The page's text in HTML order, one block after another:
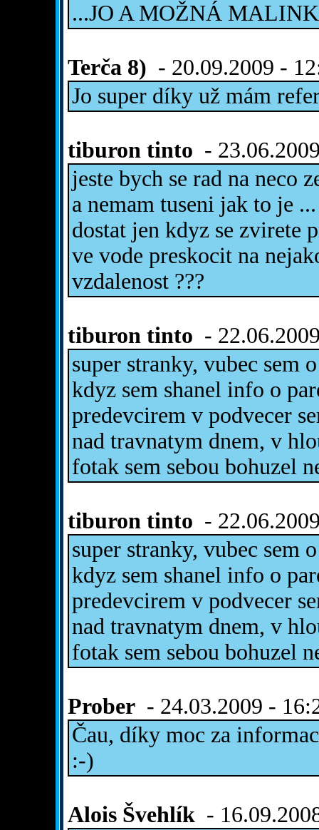
...JO A MOŽNÁ
Terča 8) - 20.09.2009 -
Jo super díky už mám
tiburon tinto -
jeste bych se rad na neco
a nemam tuseni jak to je
dostat jen kdyz se zvirete
ve vode preskocit na
vzdalenost ???
tiburon tinto -
super stranky, vubec sem
kdyz sem shanel info o
predevcirem v podvecer
nad travnatym dnem, v
fotak sem sebou bohuzel
tiburon tinto -
super stranky, vubec sem
kdyz sem shanel info o
predevcirem v podvecer
nad travnatym dnem, v
fotak sem sebou bohuzel
Prober - 24.03.2009 -
Čau, díky moc za
:-)
Alois Švehlík -